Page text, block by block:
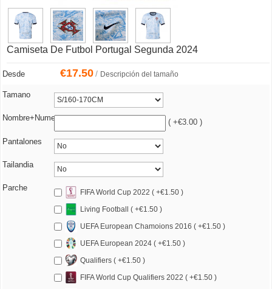
Camiseta De Futbol Portugal Segunda 2024
Desde €17.50/ Descripción del tamaño
Tamano
Nombre+Numero ( +€3.00 )
Pantalones
Tailandia
Parche
FIFA World Cup 2022 ( +€1.50 )
Living Football ( +€1.50 )
UEFA European Chamoions 2016 ( +€1.50 )
UEFA European 2024 ( +€1.50 )
Qualifiers ( +€1.50 )
FIFA World Cup Qualifiers 2022 ( +€1.50 )